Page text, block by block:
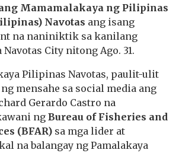
Mamamalakaya ng Pilipinas
Navotas ang isang
na naniniktik sa kanilang
City nitong Ago. 31.
Pilipinas Navotas, paulit-ulit
mensahe sa social media ang
Gerardo Castro na
ng Bureau of Fisheries and
(BFAR) sa mga lider at
na balangay ng Pamalakaya